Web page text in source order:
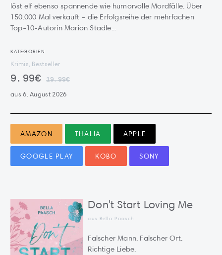
löst elf ebenso spannende wie humorvolle Mordfälle. Über
150.000 Mal verkauft – die Erfolgsreihe der mehrfachen
Top-10-Autorin Marion Stadle...
KATEGORIEN
Krimis, Bestseller
9.99€ 19.99€
aus 6. August 2026
AMAZON THALIA APPLE
GOOGLE PLAY KOBO SONY
Don't Start Loving Me
aus Bella Paasch
Falscher Mann. Falscher Ort.
Richtige Liebe.